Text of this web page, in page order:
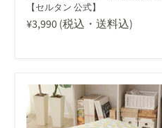
【セルタン 公式】
¥3,990(税込・送料込)